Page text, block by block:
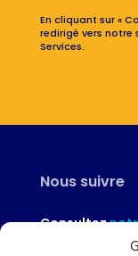
En cliquant sur «
redirigé vers notre
Services.
Nous suivre
Consultez